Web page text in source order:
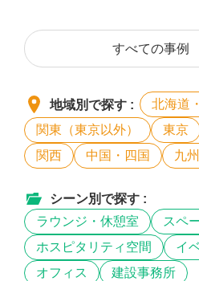
すべての事例
地域別で探す :
北海道
関東（東京以外）
東京
関西
中国・四国 九
シーン別で探す :
ラウンジ・休憩室
スペ
ホスピタリティ空間
イ
オフィス
建設事務所